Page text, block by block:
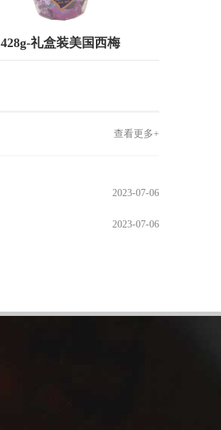
查看更多
428g-礼盒装美国西梅
查看更多+
2023-07-06
2023-07-06